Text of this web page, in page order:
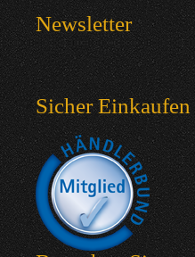
Newsletter
Sicher Einkaufen